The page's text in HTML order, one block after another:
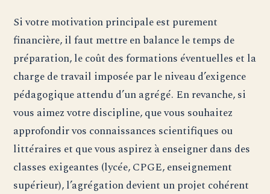
Si votre motivation principale est purement
financière, il faut mettre en balance le temps de
préparation, le coût des formations éventuelles et la
charge de travail imposée par le niveau d’exigence
pédagogique attendu d’un agrégé. En revanche, si
vous aimez votre discipline, que vous souhaitez
approfondir vos connaissances scientifiques ou
littéraires et que vous aspirez à enseigner dans des
classes exigeantes (lycée, CPGE, enseignement
supérieur), l’agrégation devient un projet cohérent